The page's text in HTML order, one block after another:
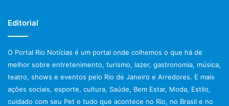
Editorial
O Portal Rio Notícias é um portal onde colhemos o que há de
melhor sobre entretenimento, turismo, lazer, gastronomia, música,
teatro, shows e eventos pelo Rio de Janeiro e Arredores. E mais
ações sociais, esporte, cultura, Saúde, Bem Estar, Moda, Estilo,
cuidado com seu Pet e tudo que acontece no Rio, no Brasil e no